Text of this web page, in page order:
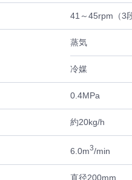
41～45rpm（3
蒸気
冷媒
0.4MPa
約20kg/h
6.0m3/min
直径200mm